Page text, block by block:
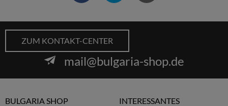
ZUM KONTAKT-CENTER
mail@bulgaria-shop.de
BULGARIA SHOP INTERESSANTES